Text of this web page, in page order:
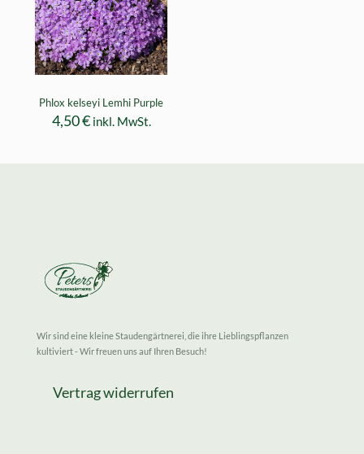
Phlox kelseyi Lemhi Purple
4,50€ inkl. MwSt.
Wir sind eine kleine Staudengärtnerei, die ihre Lieblingspflanzen
kultiviert - Wir freuen uns auf Ihren Besuch!
Vertrag widerrufen